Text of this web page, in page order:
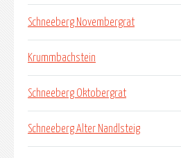
Schneeberg Novembergrat
Krummbachstein
Schneeberg Oktobergrat
Schneeberg Alter Nandlsteig